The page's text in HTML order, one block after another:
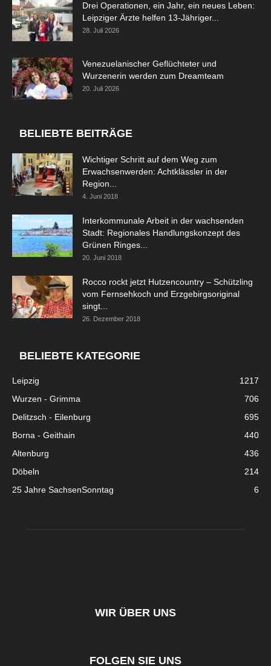
Drei Operationen, ein Jahr, ein neues Leben:
Leipziger Ärzte helfen 13-Jähriger...
28. Juli 2026
Venezuelanischer Geflüchteter und
Wurzenerin werden zum Dreamteam
20. Juli 2026
BELIEBTE BEITRÄGE
Wichtiger Schritt auf dem Weg zum
Erwachsenwerden: Achtklässler in der
Region...
4. Juni 2018
Interkommunale Arbeit in der wachsenden
Stadt: Regionales Handlungskonzept des
Grünen Ringes...
20. Juni 2018
Rocco rockt jetzt Hutzencountry – Schützling
vom Fernsehkoch und Erzgebirgsoriginal
singt...
26. Dezember 2018
BELIEBTE KATEGORIE
Leipzig
1217
Wurzen - Grimma
706
Delitzsch - Eilenburg
695
Borna - Geithain
440
Altenburg
436
Döbeln
214
25 Jahre SachsenSonntag
6
WIR ÜBER UNS
FOLGEN SIE UNS